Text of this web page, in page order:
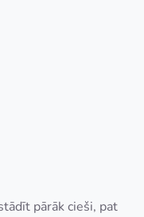
pārāk cieši, pat